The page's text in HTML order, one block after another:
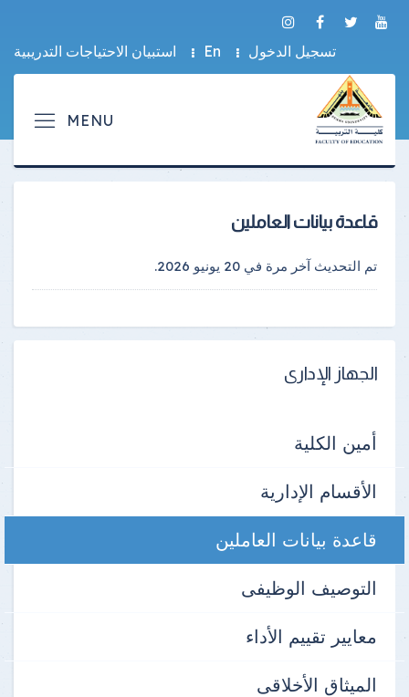
تسجيل الدخول En استبيان الاحتياجات التدريبية
قاعدة بيانات العاملين
تم التحديث آخر مرة في 20 يونيو 2026 .
الجهاز الإدارى
أمين الكلية
الأقسام الإدارية
قاعدة بيانات العاملين
التوصيف الوظيفى
معايير تقييم الأداء
الميثاق الأخلاقى